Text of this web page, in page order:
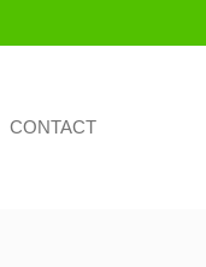
CONTACT